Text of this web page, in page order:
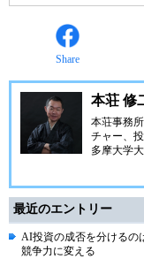
Share
本荘 修
本荘事務
チャー、
多摩大学
最近のエントリー
AI投資の成否を分けるの
競争力に変える